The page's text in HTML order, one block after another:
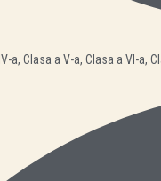
a, Clasa a V-a, Clasa a VI-a,